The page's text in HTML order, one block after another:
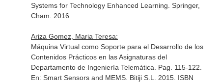
Systems for Technology Enhanced Learning . Springer,
Cham. 2016
Ariza Gomez, Maria Teresa:
Máquina Virtual como Soporte para el Desarrollo de los
Contenidos Prácticos en las Asignaturas del
Departamento de Ingeniería Telemática. Pag. 115-122.
En: Smart Sensors and MEMS. Bitiji S.L. 2015. ISBN